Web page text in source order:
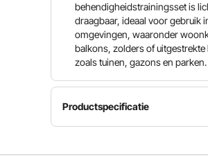
behendigheidstrainingsset is
draagbaar, ideaal voor gebruik
omgevingen, waaronder
balkons, zolders of
zoals tuinen, gazons en parken.
Productspecificatie
HC-